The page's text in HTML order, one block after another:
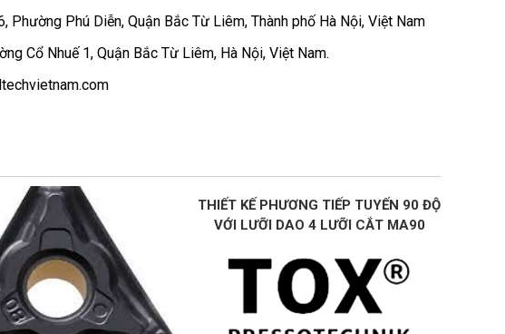
Phú Diễn, Quận Bắc Từ Liêm, Thành phố Hà Nội, Việt Nam
Cổ Nhuế 1, Quận Bắc Từ Liêm, Hà Nội, Việt Nam.
THIẾT KẾ PHƯƠNG TIẾP TUYẾN 90 ĐỘ
VỚI LƯỠI DAO 4 LƯỠI CẮT MA90